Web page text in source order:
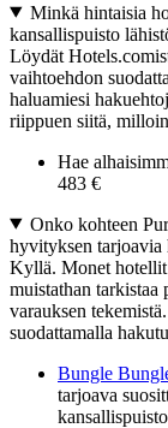
Minkä hintaisia
kansallispuisto
Löydät
vaihtoehdon
haluamiesi
riippuen siitä,
Hae
483 €
Onko kohteen
hyvityksen tarjoavia
Kyllä. Monet hotellit
muistathan tarkistaa
varauksen
suodattamalla
Bungle
tarjoava